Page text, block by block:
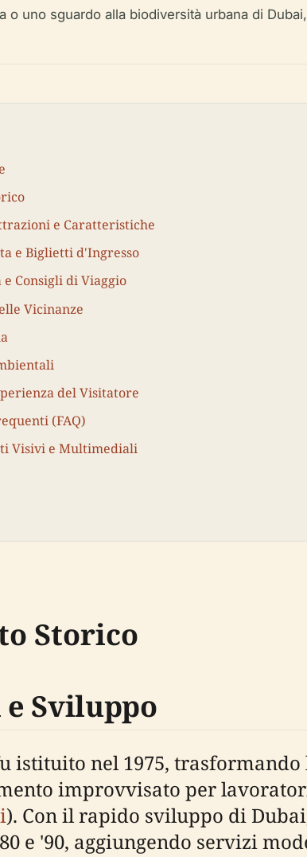
o uno sguardo alla biodiversità urbana di
e Caratteristiche
e Biglietti d'Ingresso
Consigli di Viaggio
Vicinanze
del Visitatore
(FAQ)
Visivi e Multimediali
Storico
Sviluppo
istituito nel 1975,
improvvisato per
). Con il rapido sviluppo di
e '90, aggiungendo servizi